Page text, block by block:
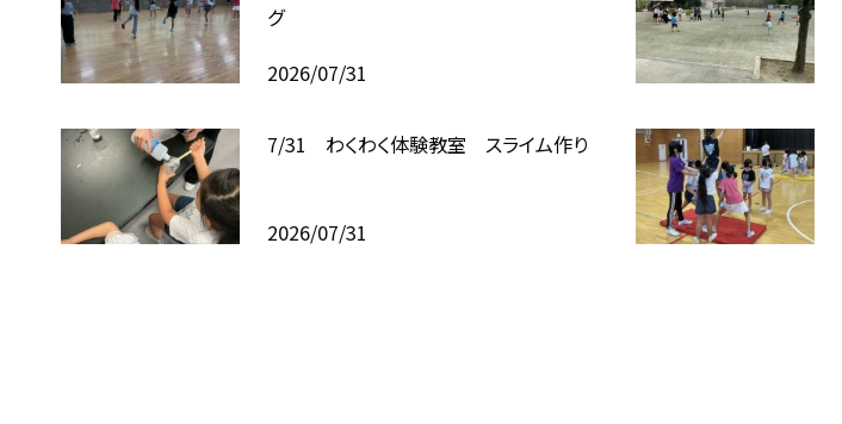
グ
2026/07/31
7/31 わくわく体験教室 スライム作り
2026/07/31